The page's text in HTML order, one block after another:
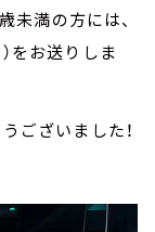
未満の方には、
をお送りしま
ございました！